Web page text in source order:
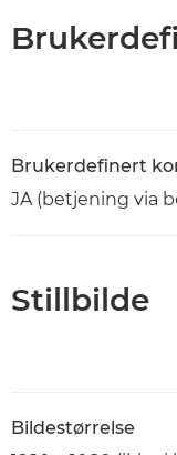
Brukerdefinert
JA (betjening via
Stillbilde
Bildestørrelse